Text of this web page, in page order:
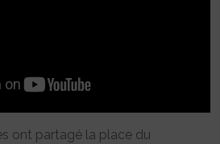
ont partagé la place du